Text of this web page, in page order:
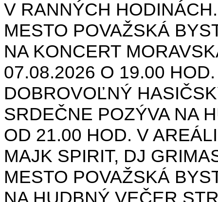
V RANNÝCH
MESTO POVAŽSKÁ
NA KONCERT
07.08.2026 O 19.00
DOBROVOĽNÝ
SRDEČNE POZÝVA NA
OD 21.00 HOD. V
MAJK SPIRIT, DJ
MESTO POVAŽSKÁ
NA HUDBNÝ VEČER